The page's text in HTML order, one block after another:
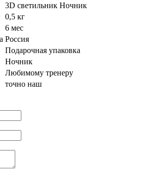
3D светильник Ночник
0,5 кг
6 мес
Россия
Подарочная упаковка
Ночник
Любимому тренеру
точно наш